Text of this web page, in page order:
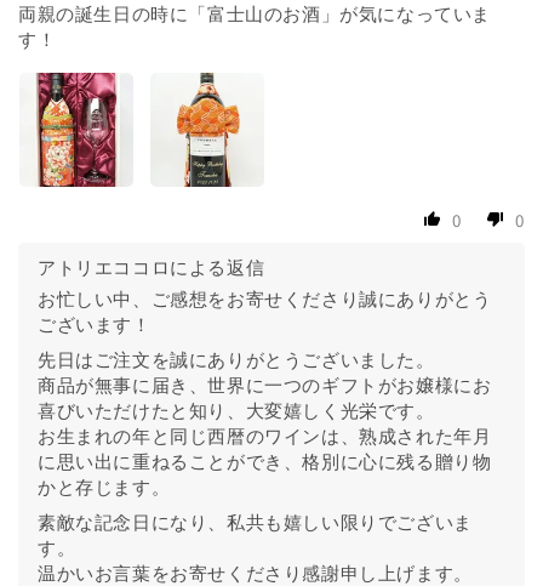
両親の誕生日の時に「富士山のお酒」が気になっていま
す！
0 0
アトリエココロによる返信
お忙しい中、ご感想をお寄せくださり誠にありがとう
ございます！
先日はご注文を誠にありがとうございました。
商品が無事に届き、世界に一つのギフトがお嬢様にお
喜びいただけたと知り、大変嬉しく光栄です。
お生まれの年と同じ西暦のワインは、熟成された年月
に思い出に重ねることができ、格別に心に残る贈り物
かと存じます。
素敵な記念日になり、私共も嬉しい限りでございま
す。
温かいお言葉をお寄せくださり感謝申し上げます。